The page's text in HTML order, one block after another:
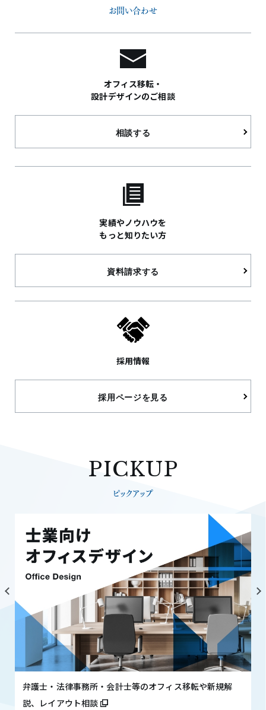
お問い合わせ
オフィス移転・
設計デザインのご相談
相談する
実績やノウハウを
もっと知りたい方
資料請求する
採用情報
採用ページを見る
PICKUP
ピックアップ
弁護士・法律事務所・会計士等のオフィス移転や新規解
説、レイアウト相談